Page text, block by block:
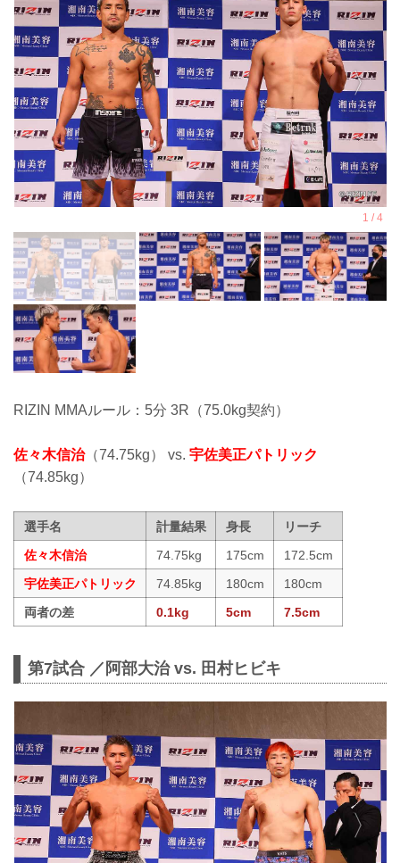
RIZIN MMAルール：5分 3R（75.0kg契約）
佐々木信治（74.75kg） vs. 宇佐美正パトリック
（74.85kg）
選手名 計量結果 身長
リーチ
佐々木信治
74.75kg 175cm
172.5cm
宇佐美正パトリック
74.85kg 180cm
180cm
両者の差
0.1kg 5cm 7.5cm
第7試合 ／阿部大治 vs. 田村ヒビキ